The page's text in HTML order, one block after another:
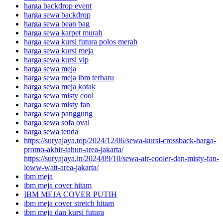
harga backdrop event
harga sewa backdrop
harga sewa bean bag
harga sewa karpet murah
harga sewa kursi futura polos merah
harga sewa kursi meja
harga sewa kursi vip
harga sewa meja
harga sewa meja ibm terbaru
harga sewa meja kotak
harga sewa misty cool
harga sewa misty fan
harga sewa panggung
harga sewa sofa oval
harga sewa tenda
https://suryajaya.top/2024/12/06/sewa-kursi-crossback-harga-
promo-akhir-tahun-area-jakarta/
https://suryajaya.in/2024/09/10/sewa-air-cooler-dan-misty-fan-
loww-watt-area-jakarta/
ibm meja
ibm meja cover hitam
IBM MEJA COVER PUTIH
ibm meja cover stretch hitam
ibm meja dan kursi futura